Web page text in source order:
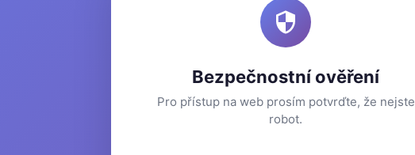
Bezpečnostní ověření
Pro přístup na web prosím potvrďte, že nejste
robot.